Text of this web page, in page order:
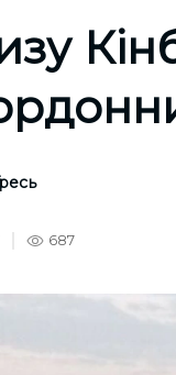
687